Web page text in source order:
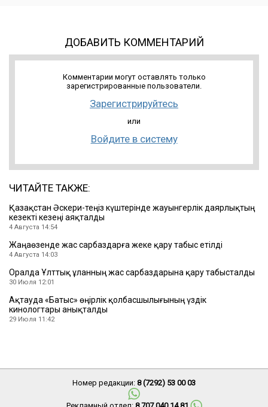
ДОБАВИТЬ КОММЕНТАРИЙ
Комментарии могут оставлять только
зарегистрированные пользователи.
Зарегистрируйтесь
или
Войдите в систему
ЧИТАЙТЕ ТАКЖЕ:
Қазақстан Әскери-теңіз күштерінде жауынгерлік даярлықтың
кезекті кезеңі аяқталды
4 Августа 14:54
Жаңаөзенде жас сарбаздарға жеке қару табыс етілді
4 Августа 14:03
Оралда Ұлттық ұланның жас сарбаздарына қару табысталды
30 Июля 12:01
Ақтауда «Батыс» өңірлік қолбасшылығының үздік
кинологтары анықталды
29 Июля 11:42
Номер редакции: 8 (7292) 53 00 03